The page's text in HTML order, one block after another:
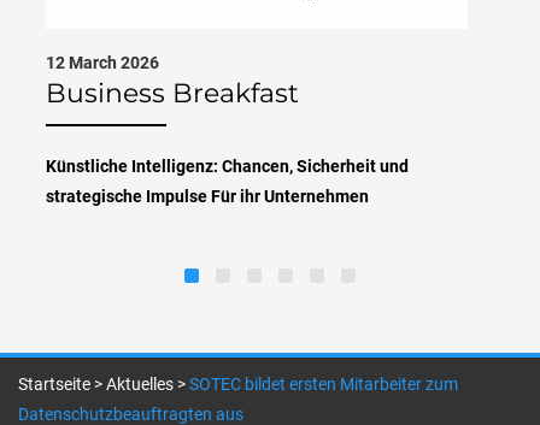
12 March 2026
Business Breakfast
Künstliche Intelligenz: Chancen, Sicherheit und
strategische Impulse Für ihr Unternehmen
Startseite >Aktuelles >SOTEC bildet ersten Mitarbeiter zum
Datenschutzbeauftragten aus